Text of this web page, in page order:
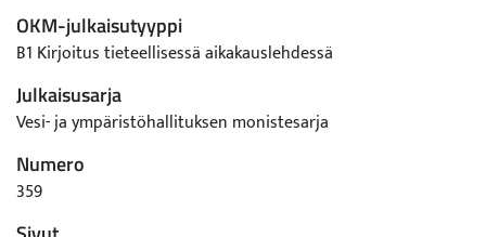
OKM-julkaisutyyppi
B1 Kirjoitus tieteellisessä aikakauslehdessä
Julkaisusarja
Vesi- ja ympäristöhallituksen monistesarja
Numero
359